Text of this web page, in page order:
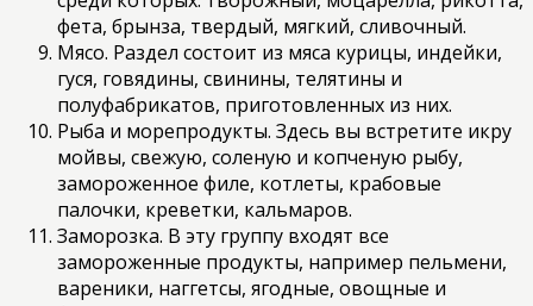
фета, брынза, твердый, мягкий, сливочный.
Мясо. Раздел состоит из мяса курицы, индейки,
гуся, говядины, свинины, телятины и
полуфабрикатов, приготовленных из них.
Рыба и морепродукты. Здесь вы встретите икру
мойвы, свежую, соленую и копченую рыбу,
замороженное филе, котлеты, крабовые
палочки, креветки, кальмаров.
Заморозка. В эту группу входят все
замороженные продукты, например пельмени,
вареники, наггетсы, ягодные, овощные и